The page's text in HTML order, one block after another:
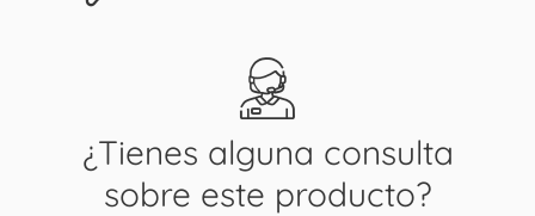
¿Tienes alguna consulta
sobre este producto?